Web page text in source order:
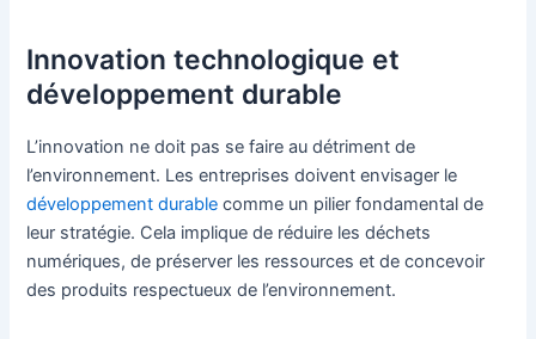
Innovation technologique et
développement durable
L’innovation ne doit pas se faire au détriment de
l’environnement. Les entreprises doivent envisager le
développement durable comme un pilier fondamental de
leur stratégie. Cela implique de réduire les déchets
numériques, de préserver les ressources et de concevoir
des produits respectueux de l’environnement.